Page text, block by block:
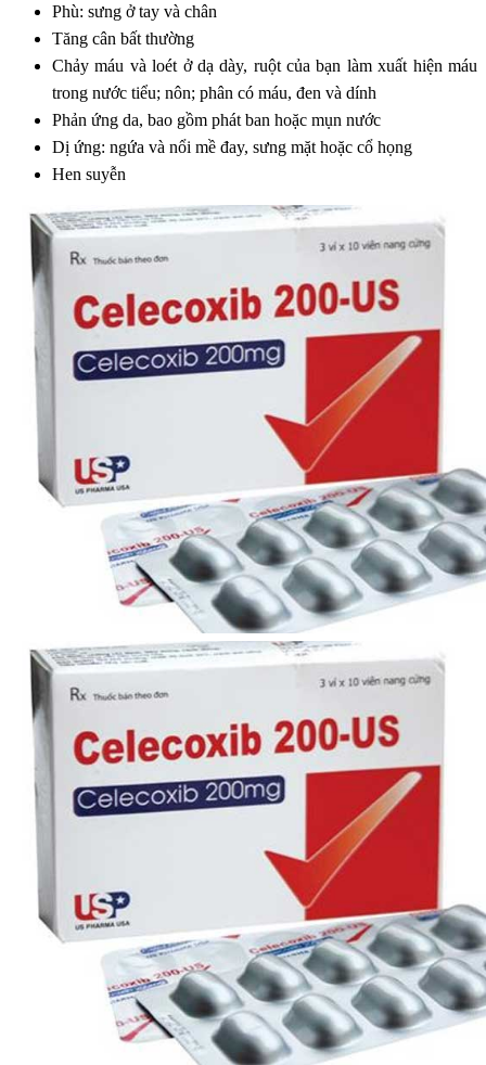
Phù: sưng ở tay và chân
Tăng cân bất thường
Chảy máu và loét ở dạ dày, ruột của bạn làm xuất hiện máu
trong nước tiểu; nôn; phân có máu, đen và dính
Phản ứng da, bao gồm phát ban hoặc mụn nước
Dị ứng: ngứa và nổi mề đay, sưng mặt hoặc cổ họng
Hen suyễn